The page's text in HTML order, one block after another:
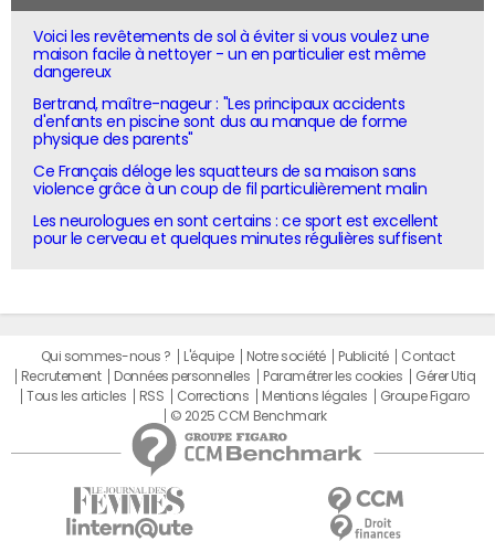
Voici les revêtements de sol à éviter si vous voulez une
maison facile à nettoyer - un en particulier est même
dangereux
Bertrand, maître-nageur : "Les principaux accidents
d'enfants en piscine sont dus au manque de forme
physique des parents"
Ce Français déloge les squatteurs de sa maison sans
violence grâce à un coup de fil particulièrement malin
Les neurologues en sont certains : ce sport est excellent
pour le cerveau et quelques minutes régulières suffisent
Qui sommes-nous ? L'équipe Notre société Publicité
Contact
Recrutement
Données personnelles Paramétrer les cookies
Gérer Utiq
Tous les articles
RSS Corrections Mentions légales
Groupe Figaro
© 2025 CCM Benchmark